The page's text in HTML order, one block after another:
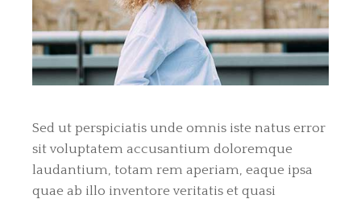
Sed ut perspiciatis unde omnis iste natus error
sit voluptatem accusantium doloremque
laudantium, totam rem aperiam, eaque ipsa
quae ab illo inventore veritatis et quasi